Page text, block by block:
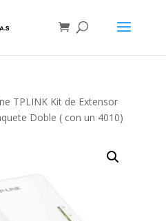
TPLINK Kit de Extensor
Doble ( con un 4010)